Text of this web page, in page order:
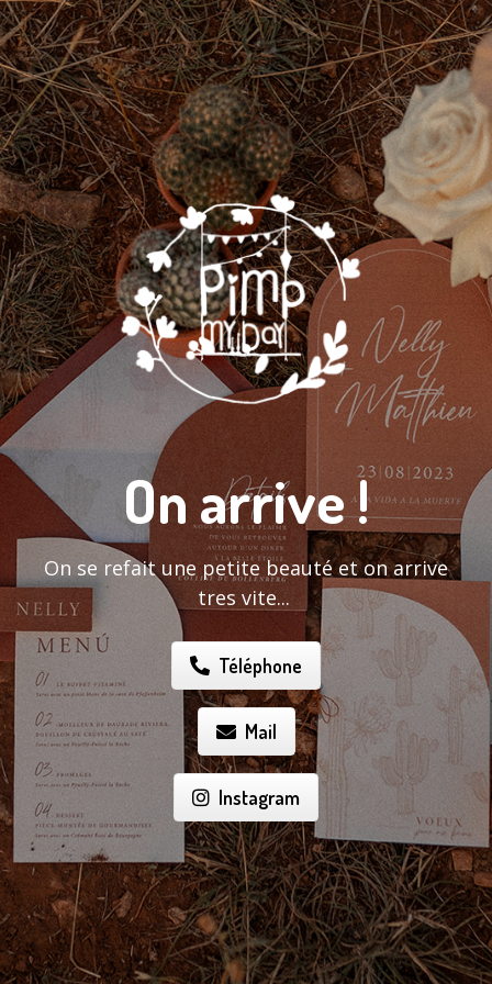
On arrive !
On se refait une petite beauté et on arrive
tres vite...
Téléphone
Mail
Instagram